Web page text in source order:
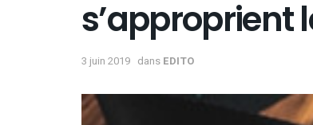
s’approprient
3 juin 2019 dans EDITO